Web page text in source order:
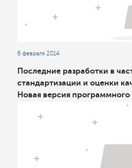
6 февраля 2014
Последние разработки в
стандартизации и оценки
Новая версия